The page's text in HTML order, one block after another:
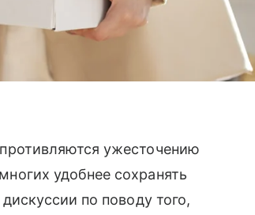
ужесточению
удобнее сохранять
по поводу того,